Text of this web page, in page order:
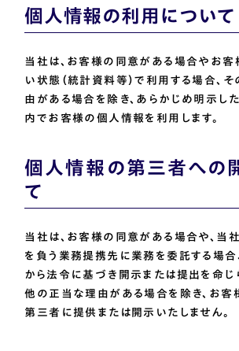
個人情報の利用について
当社は、お客様の同意がある場合やお客
い状態（統計資料等）で利用する場合、
由がある場合を除き、あらかじめ明示し
内でお客様の個人情報を利用します。
個人情報の第三者への
て
当社は、お客様の同意がある場合や、当
を負う業務提携先に業務を委託する場合
から法令に基づき開示または提出を命じ
他の正当な理由がある場合を除き、お客
第三者に提供または開示いたしません。